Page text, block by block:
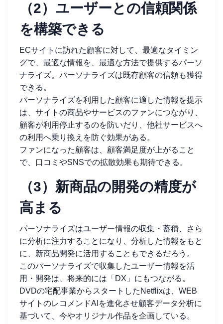
（2）ユーザーとの信頼関係
を構築できる
ECサイトに訪れた顧客に対して、最適なタイミン
グで、最適な情報を、最適な方法で提供するパーソ
ナライズ。パーソナライズは既存顧客の信頼も獲得
できる。
パーソナライズを利用した顧客に適した情報を提示
は、サイトの商品やサービスのファンにつながり、
顧客が利用停止するのを防いだり、他社サービスへ
の利用へ乗り換えを防ぐ効果がある。
ファンになった顧客は、顧客満足度が上がること
で、口コミやSNSでの拡散効果も期待できる。
（3）新商品の開発の精度が
高まる
パーソナライズはユーザー情報の収集・蓄積、さら
に分析に注力することになり、分析した情報をもと
に、新商品開発に活用することもできるだろう。
このパーソナライズで収集したユーザー情報を活
用・開発は、将来的には「DX」にもつながる。
DVDの宅配事業からスタートしたNetflixは、WEB
サイトのレコメンドAIを進化させ顧客データ分析に
基づいて、今やオリジナル作品を企画している。